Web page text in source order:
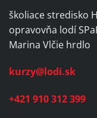
školiace stredisko
opravovňa lodí
Marina Vlčie hrdlo
kurzy@lodi.sk
+421 910 312 399